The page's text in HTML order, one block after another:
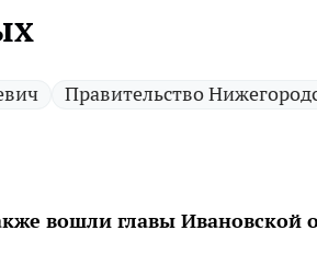
Правительство
вошли главы Ивановской